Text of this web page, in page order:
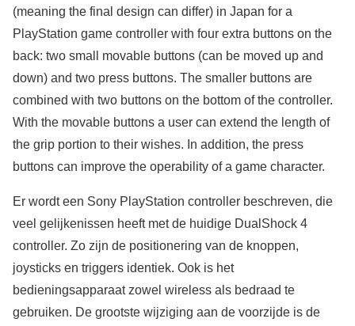
(meaning the final design can differ) in Japan for a
PlayStation game controller with four extra buttons on the
back: two small movable buttons (can be moved up and
down) and two press buttons. The smaller buttons are
combined with two buttons on the bottom of the controller.
With the movable buttons a user can extend the length of
the grip portion to their wishes. In addition, the press
buttons can improve the operability of a game character.
Er wordt een Sony PlayStation controller beschreven, die
veel gelijkenissen heeft met de huidige DualShock 4
controller. Zo zijn de positionering van de knoppen,
joysticks en triggers identiek. Ook is het
bedieningsapparaat zowel wireless als bedraad te
gebruiken. De grootste wijziging aan de voorzijde is de